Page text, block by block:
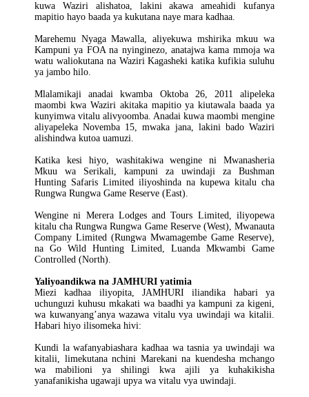
kuwa Waziri alishatoa, lakini akawa ameahidi kufanya
mapitio hayo baada ya kukutana naye mara kadhaa.
Marehemu Nyaga Mawalla, aliyekuwa mshirika mkuu wa
Kampuni ya FOA na nyinginezo, anatajwa kama mmoja wa
watu waliokutana na Waziri Kagasheki katika kufikia suluhu
ya jambo hilo.
Mlalamikaji anadai kwamba Oktoba 26, 2011 alipeleka
maombi kwa Waziri akitaka mapitio ya kiutawala baada ya
kunyimwa vitalu alivyoomba. Anadai kuwa maombi mengine
aliyapeleka Novemba 15, mwaka jana, lakini bado Waziri
alishindwa kutoa uamuzi.
Katika kesi hiyo, washitakiwa wengine ni Mwanasheria
Mkuu wa Serikali, kampuni za uwindaji za Bushman
Hunting Safaris Limited iliyoshinda na kupewa kitalu cha
Rungwa Rungwa Game Reserve (East).
Wengine ni Merera Lodges and Tours Limited, iliyopewa
kitalu cha Rungwa Rungwa Game Reserve (West), Mwanauta
Company Limited (Rungwa Mwamagembe Game Reserve),
na Go Wild Hunting Limited, Luanda Mkwambi Game
Controlled (North).
Yaliyoandikwa na JAMHURI yatimia
Miezi kadhaa iliyopita, JAMHURI iliandika habari ya
uchunguzi kuhusu mkakati wa baadhi ya kampuni za kigeni,
wa kuwanyang’anya wazawa vitalu vya uwindaji wa kitalii.
Habari hiyo ilisomeka hivi:
Kundi la wafanyabiashara kadhaa wa tasnia ya uwindaji wa
kitalii, limekutana nchini Marekani na kuendesha mchango
wa mabilioni ya shilingi kwa ajili ya kuhakikisha
yanafanikisha ugawaji upya wa vitalu vya uwindaji.